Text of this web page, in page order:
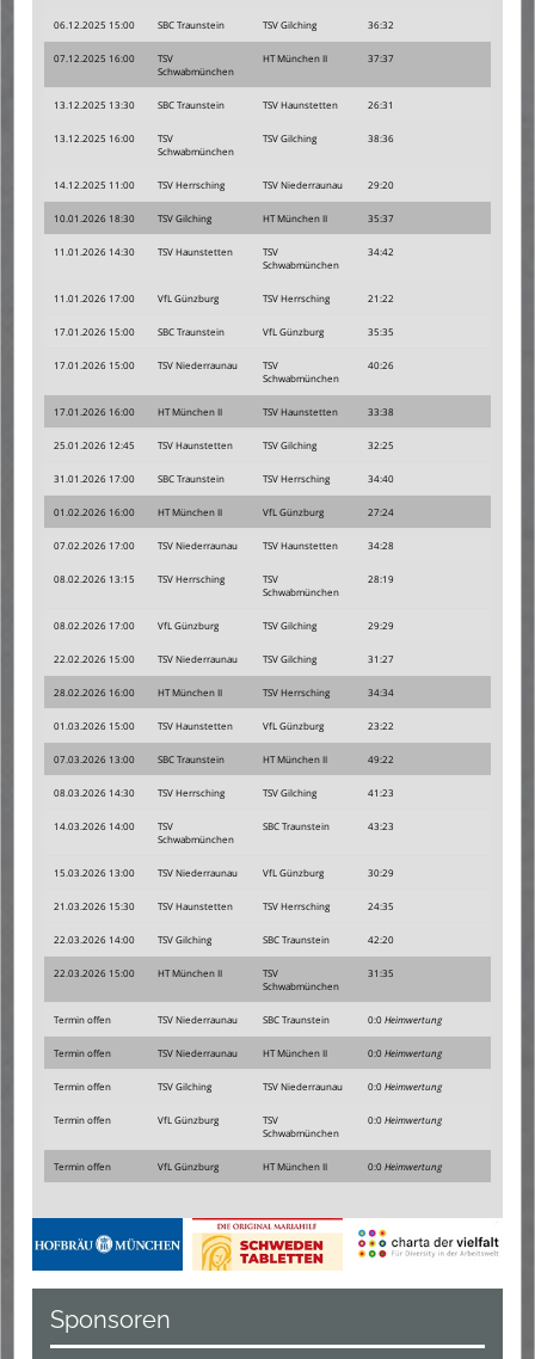
06.12.2025 15:00 SBC Traunstein TSV Gilching 36:32
07.12.2025 16:00
TSV
Schwabmünchen
HT München II 37:37
13.12.2025 13:30 SBC Traunstein TSV Haunstetten 26:31
13.12.2025 16:00
TSV
Schwabmünchen
TSV Gilching 38:36
14.12.2025 11:00 TSV Herrsching TSV Niederraunau 29:20
10.01.2026 18:30 TSV Gilching HT München II 35:37
11.01.2026 14:30 TSV Haunstetten
TSV
Schwabmünchen
34:42
11.01.2026 17:00 VfL Günzburg TSV Herrsching 21:22
17.01.2026 15:00 SBC Traunstein VfL Günzburg 35:35
17.01.2026 15:00 TSV Niederraunau
TSV
Schwabmünchen
40:26
17.01.2026 16:00 HT München II TSV Haunstetten 33:38
25.01.2026 12:45 TSV Haunstetten TSV Gilching 32:25
31.01.2026 17:00 SBC Traunstein TSV Herrsching 34:40
01.02.2026 16:00 HT München II VfL Günzburg 27:24
07.02.2026 17:00 TSV Niederraunau TSV Haunstetten 34:28
08.02.2026 13:15 TSV Herrsching
TSV
Schwabmünchen
28:19
08.02.2026 17:00 VfL Günzburg TSV Gilching 29:29
22.02.2026 15:00 TSV Niederraunau TSV Gilching 31:27
28.02.2026 16:00 HT München II TSV Herrsching 34:34
01.03.2026 15:00 TSV Haunstetten VfL Günzburg 23:22
07.03.2026 13:00 SBC Traunstein HT München II 49:22
08.03.2026 14:30 TSV Herrsching TSV Gilching 41:23
14.03.2026 14:00
TSV
Schwabmünchen
SBC Traunstein 43:23
15.03.2026 13:00 TSV Niederraunau VfL Günzburg 30:29
21.03.2026 15:30 TSV Haunstetten TSV Herrsching 24:35
22.03.2026 14:00 TSV Gilching SBC Traunstein 42:20
22.03.2026 15:00 HT München II
TSV
Schwabmünchen
31:35
Termin offen TSV Niederraunau SBC Traunstein 0:0Heimwertung
Termin offen TSV Niederraunau HT München II 0:0Heimwertung
Termin offen TSV Gilching TSV Niederraunau 0:0Heimwertung
Termin offen VfL Günzburg
TSV
Schwabmünchen
0:0Heimwertung
Termin offen VfL Günzburg HT München II 0:0Heimwertung
Sponsoren